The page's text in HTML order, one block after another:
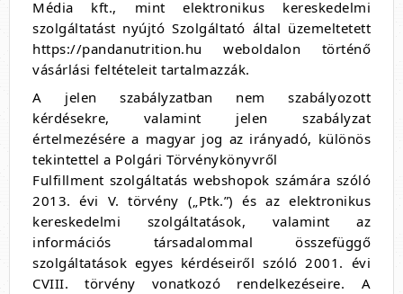
Média kft., mint elektronikus kereskedelmi
szolgáltatást nyújtó Szolgáltató által üzemeltetett
https://pandanutrition.hu weboldalon történő
vásárlási feltételeit tartalmazzák.
A jelen szabályzatban nem szabályozott
kérdésekre, valamint jelen szabályzat
értelmezésére a magyar jog az irányadó, különös
tekintettel a Polgári Törvénykönyvről
Fulfillment szolgáltatás webshopok számára szóló
2013. évi V. törvény („Ptk.”) és az elektronikus
kereskedelmi szolgáltatások, valamint az
információs társadalommal összefüggő
szolgáltatások egyes kérdéseiről szóló 2001. évi
CVIII. törvény vonatkozó rendelkezéseire. A